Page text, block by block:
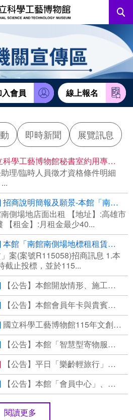
English
入會員 線上報名
即時新聞 展覽訊息
學工藝博物館秘書室約用專任助理
理/臨時人員徵才資格條件明細
公告日期：115年8月6日 ...
招商說明簡報及願景-本館「南館南側場地標租租賃」案(案號R115058)
面出租 【地址】:高雄市
三民區九如一路797號1樓 【租金】:月租金最少40...
本館「南館南側場地標租租賃」案(案號R115058)第3次公告，⾃115年8月3日起公開領標
(案號R115058)招商訊息 1.本
截⽌投標，並於115...
【公告】本館開放情形、施工管制通報
【公告】本館會員年卡與貴賓券使用期限延長說明
國立科學工藝博物館115年文創商品徵選
【公告】本館「智慧型寄物服務」說明
【公告】平日「樂齡輕旅行」套裝優惠，即刻預約！
【公告】本館「會員中心」、「掌握科工」個資保存期限說明
閱讀更多